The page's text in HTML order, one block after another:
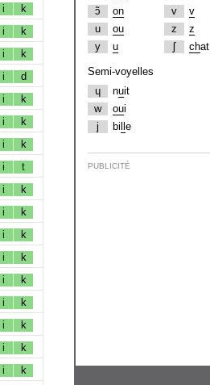
i k
i k
i k
i d
i k
i k
i k
i t
i k
i k
i k
i k
i k
i k
i k
i k
i k
ɔ̃
on
u
ou
y
u
v
v
z
z
ʃ
chat
Semi-voyelles
ɥ
nuit
w
oui
j
bi e
PUBLICITÉ